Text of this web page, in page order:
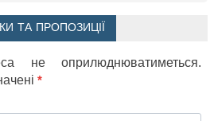
ТА ПРОПОЗИЦІЇ
не оприлюднюватиметься.
*